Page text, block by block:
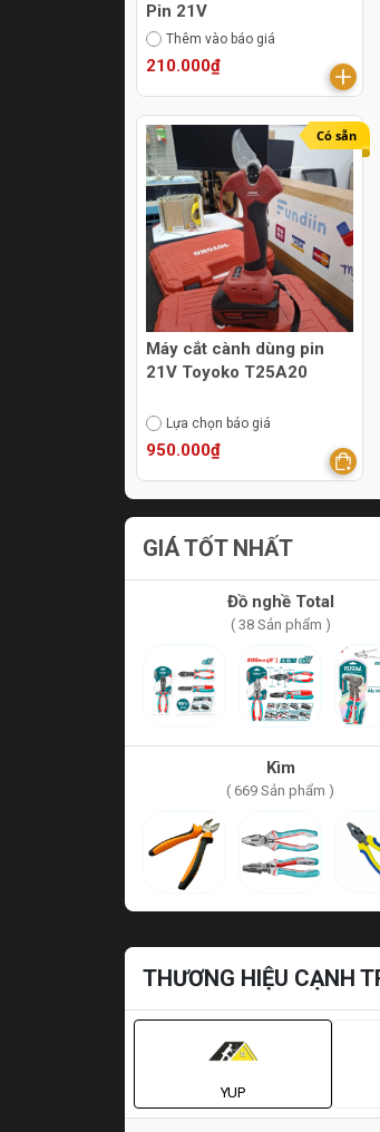
Pin 21V
Thêm vào báo giá
210.000₫
Có sẵn
Máy cắt cành dùng pin
21V Toyoko T25A20
Lựa chọn báo giá
950.000₫
GIÁ TỐT NHẤT
Đồ nghề Total
( 38 Sản phẩm )
Kìm
( 669 Sản phẩm )
THƯƠNG HIỆU CẠNH
YUP